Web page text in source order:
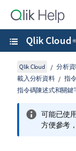
Qlik Cloud ®
Qlik Cloud 分析
載入分析資料
指
指令碼陳述式和關鍵
可能已使
方便參考